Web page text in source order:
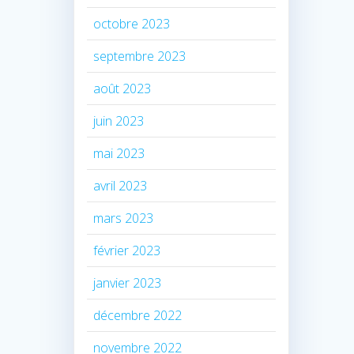
octobre 2023
septembre 2023
août 2023
juin 2023
mai 2023
avril 2023
mars 2023
février 2023
janvier 2023
décembre 2022
novembre 2022